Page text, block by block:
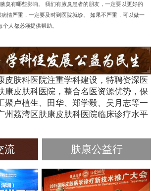
有哪些影响。 我们有腋臭患者的朋友，一定要以更好的
情严重，一定要及时到医院就诊。 如果不严重，可以做一
人都必须提供帮助。
皮肤科医院注重学科建设，特聘资深医
康皮肤科医院，整合名医资源优势，保
聚卢植生、田华、郑学毅、吴月志等一
州荔湾区肤康皮肤科医院临床诊疗水平
流 肤康公益行